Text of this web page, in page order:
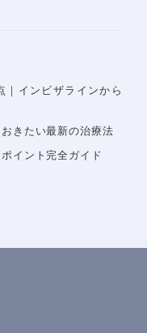
置
｜インビザラインから
きたい最新の治療法
イント完全ガイド